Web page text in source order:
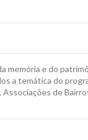
memória e do
a temática do
de